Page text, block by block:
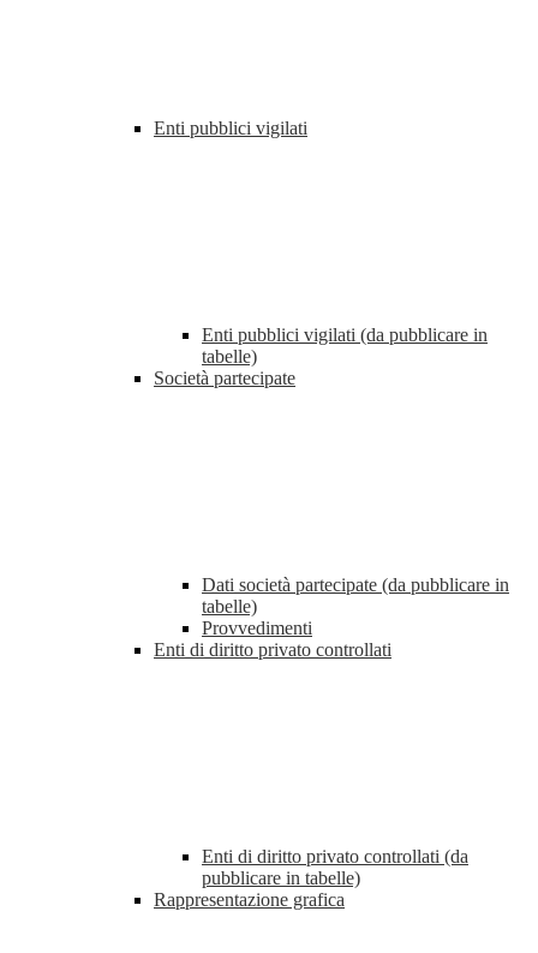
Enti pubblici vigilati
Enti pubblici vigilati (da pubblicare in
tabelle)
Società partecipate
Dati società partecipate (da pubblicare in
tabelle)
Provvedimenti
Enti di diritto privato controllati
Enti di diritto privato controllati (da
pubblicare in tabelle)
Rappresentazione grafica